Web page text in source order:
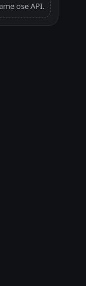
ose API.